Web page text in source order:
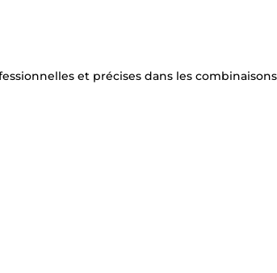
et précises dans les